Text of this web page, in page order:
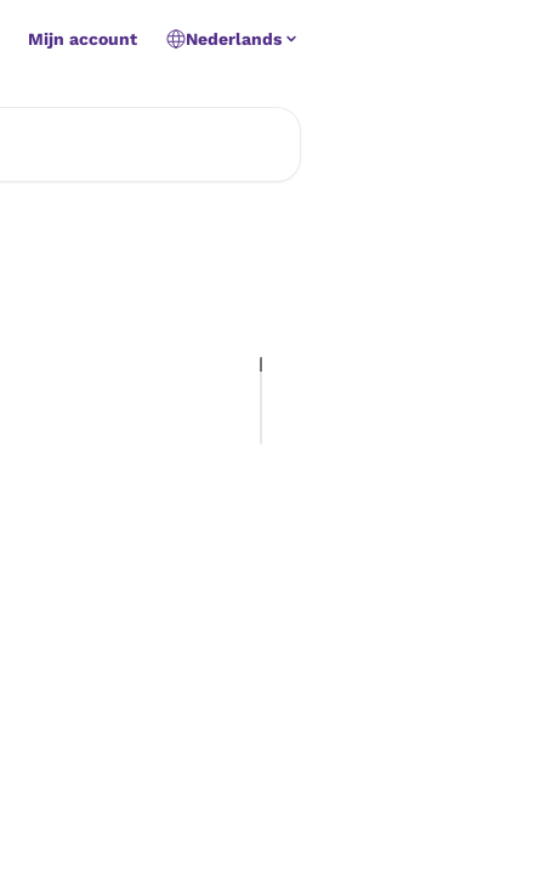
Mijn account Nederlands